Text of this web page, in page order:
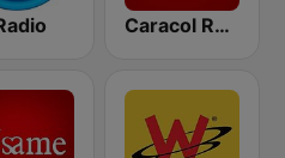
Caracol Radio